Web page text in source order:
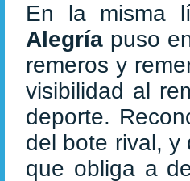
En la misma
Alegría puso
remeros y
visibilidad al
deporte.
del bote rival, y
que obliga a